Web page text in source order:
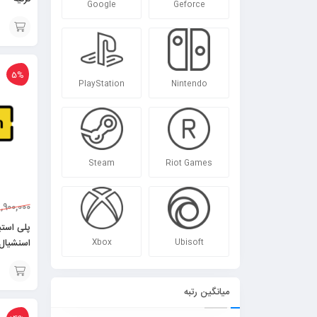
به
سبد
5%
پلی
Geforce
Google
Nintendo
PlayStation
Riot Games
Steam
Ubisoft
Xbox
میانگین رتبه